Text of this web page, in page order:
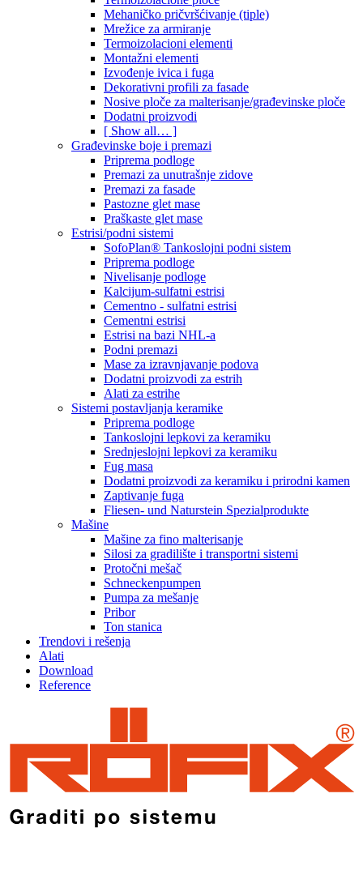
Mehaničko pričvršćivanje (tiple)
Mrežice za armiranje
Termoizolacioni elementi
Montažni elementi
Izvođenje ivica i fuga
Dekorativni profili za fasade
Nosive ploče za malterisanje/građevinske ploče
Dodatni proizvodi
[ Show all… ]
Građevinske boje i premazi
Priprema podloge
Premazi za unutrašnje zidove
Premazi za fasade
Pastozne glet mase
Praškaste glet mase
Estrisi/podni sistemi
SofoPlan® Tankoslojni podni sistem
Priprema podloge
Nivelisanje podloge
Kalcijum-sulfatni estrisi
Cementno - sulfatni estrisi
Cementni estrisi
Estrisi na bazi NHL-a
Podni premazi
Mase za izravnjavanje podova
Dodatni proizvodi za estrih
Alati za estrihe
Sistemi postavljanja keramike
Priprema podloge
Tankoslojni lepkovi za keramiku
Srednjeslojni lepkovi za keramiku
Fug masa
Dodatni proizvodi za keramiku i prirodni kamen
Zaptivanje fuga
Fliesen- und Naturstein Spezialprodukte
Mašine
Mašine za fino malterisanje
Silosi za gradilište i transportni sistemi
Protočni mešač
Schneckenpumpen
Pumpa za mešanje
Pribor
Ton stanica
Trendovi i rešenja
Alati
Download
Reference